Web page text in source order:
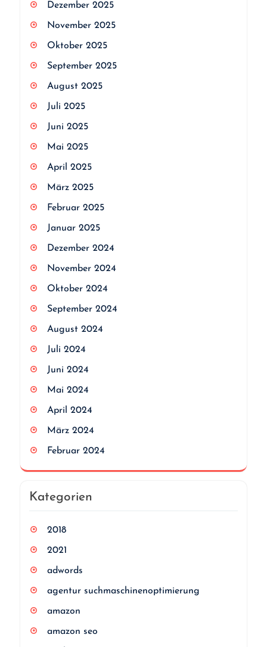
Dezember 2025
November 2025
Oktober 2025
September 2025
August 2025
Juli 2025
Juni 2025
Mai 2025
April 2025
März 2025
Februar 2025
Januar 2025
Dezember 2024
November 2024
Oktober 2024
September 2024
August 2024
Juli 2024
Juni 2024
Mai 2024
April 2024
März 2024
Februar 2024
Kategorien
2018
2021
adwords
agentur suchmaschinenoptimierung
amazon
amazon seo